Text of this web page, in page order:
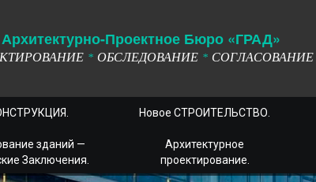
Архитектурно-Проектное Бюро «ГРАД»
* ОБСЛЕДОВАНИЕ * СОГЛАСОВАНИЕ
Новое СТРОИТЕЛЬСТВО.
зданий —
Заключения.
Архитектурное
проектирование.